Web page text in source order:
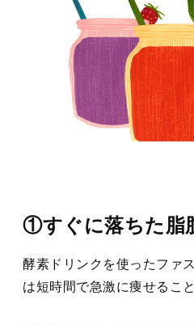
①すぐに落ちた脂
酵素ドリンクを使ったファ
は短時間で急激に痩せるこ